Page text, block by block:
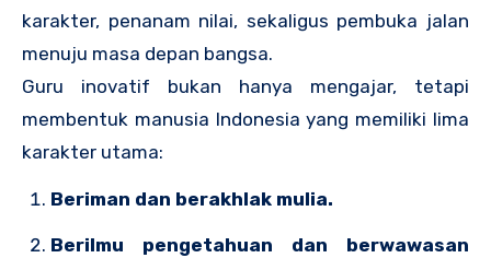
karakter, penanam nilai, sekaligus pembuka jalan
menuju masa depan bangsa.
Guru inovatif bukan hanya mengajar, tetapi
membentuk manusia Indonesia yang memiliki lima
karakter utama:
Beriman dan berakhlak mulia.
Berilmu pengetahuan dan berwawasan